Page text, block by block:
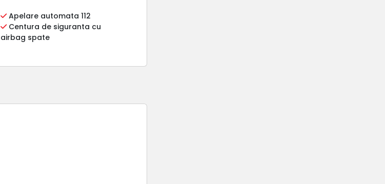
Apelare automata 112
Centura de siguranta cu
airbag spate